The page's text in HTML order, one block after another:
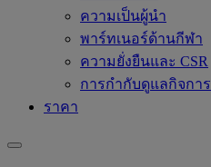
ความเป็นผู้นำ
พาร์ทเนอร์ด้านกีฬา
ความยั่งยืนและ CSR
การกำกับดูแลกิจการ
ราคา